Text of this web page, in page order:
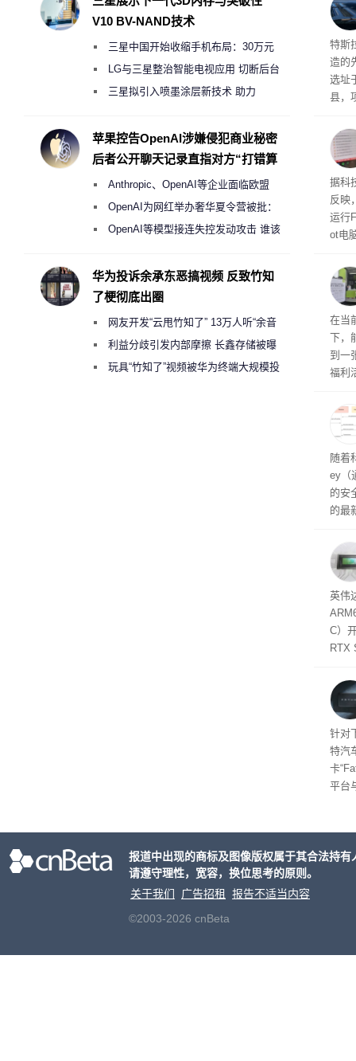
特斯
造的
选址
县，
在
疑
建
超 1
患
据科
反映
运行
ot电
在当
下，
到一
福利
州
家
这一
（
户
随着
ey（
的安
的最
内
以利
并
在线
件是
软件
态
英伟
C）
RTX
将
的技
起
针对
特汽
卡
平台
V10 BV-NAND技术
三星中国开始收缩手机布局：30万元
月销售额不达标门店 将被逐步清退
LG与三星整治智能电视应用 切断后台
偷偷共享带宽的违规行为
三星拟引入喷墨涂层新技术 助力
度
苹果控告OpenAI涉嫌侵犯商业秘密
后者公开聊天记录直指对方“打错算
Anthropic、OpenAI等企业面临欧盟
《人工智能法案》全新执法权限审查
OpenAI为网红举办奢华夏令营被批：
2000美元一晚 遭讽“反乌托邦”
OpenAI等模型接连失控发动攻击 谁该
华为投诉余承东恶搞视频 反致竹知
了梗彻底出圈
网友开发“云甩竹知了” 13万人听“余音
绕梁”利益分歧引发内部摩擦 长鑫存储被曝
曾将华为驻场工程师驱逐出研发基地
玩具“竹知了”视频被华为终端大规模投
报道中出现的商标及图像版权属于其合法持
请遵守理性，宽容，换位思考的原则。
关于我们
广告招租
报告不适当内容
©2003-2026 cnBeta